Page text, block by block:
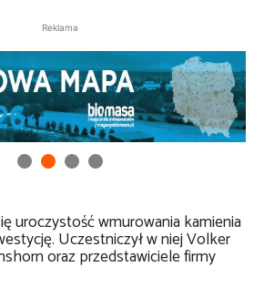
Reklama
uroczystość wmurowania kamienia
Uczestniczył w niej Volker
oraz przedstawiciele firmy